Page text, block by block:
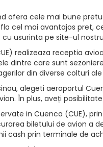
ofera cele mai bune
cel mai avantajos pret,
usurinta pe site-ul
realizeaza receptia
dintre care sunt
din diverse colturi ale
alegeti aeroportul
În plus, aveți
in Cuenca (CUE),
biletului de avion a
cash prin terminale de